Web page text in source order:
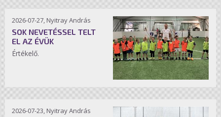
2026-07-27, Nyitray András
SOK NEVETÉSSEL TELT
EL AZ ÉVÜK
Értékelő.
2026-07-23, Nyitray András